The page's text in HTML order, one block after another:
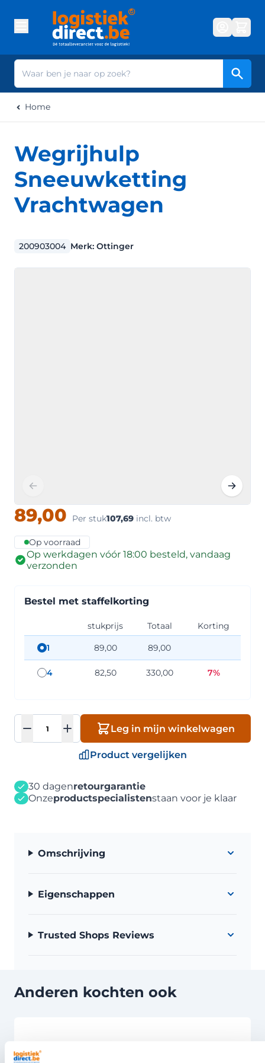
Zoek
Home
Wegrijhulp
Sneeuwketting
Vrachtwagen
200903004 Merk: Ottinger
89,00 Per stuk107,69 incl. btw
Op voorraad
Op werkdagen vóór 18:00 besteld, vandaag
verzonden
Bestel met staffelkorting
stukprijs Totaal Korting
staffel hoeveelheid: 1
1 89,00 89,00
staffel hoeveelheid: 4
4 82,50 330,00 7%
Aantal
Leg in mijn winkelwagen
Product vergelijken
30 dagenretourgarantie
Onzeproductspecialistenstaan voor je klaar
Omschrijving
Eigenschappen
Trusted Shops Reviews
Anderen kochten ook